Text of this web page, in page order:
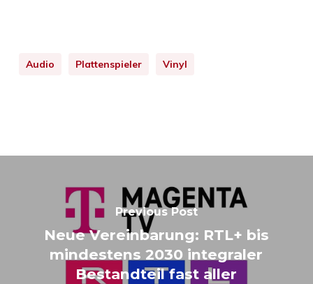
Audio Plattenspieler Vinyl
Previous Post
Neue Vereinbarung: RTL+ bis
mindestens 2030 integraler
Bestandteil fast aller